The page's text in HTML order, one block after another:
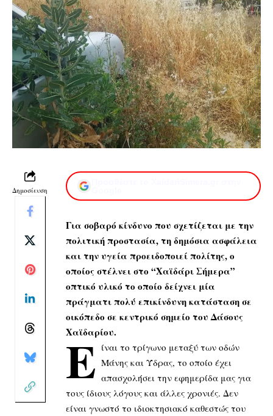
Δημοσίευση
Για σοβαρό κίνδυνο που σχετίζεται με την
πολιτική προστασία, τη δημόσια ασφάλεια
και την υγεία προειδοποιεί πολίτης, ο
οποίος στέλνει στο “Χαϊδάρι Σήμερα”
οπτικό υλικό το οποίο δείχνει μία
πράγματι πολύ επικίνδυνη κατάσταση σε
οικόπεδο σε κεντρικό σημείο του Δάσους
Χαϊδαρίου.
Ε ίναι το τρίγωνο μεταξύ των οδών
Μάνης και Ύδρας, το οποίο έχει
απασχολήσει την εφημερίδα μας για
τους ίδιους λόγους και άλλες χρονιές. Δεν
είναι γνωστό το ιδιοκτησιακό καθεστώς του